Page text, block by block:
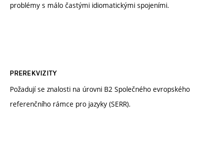
problémy s málo častými idiomatickými spojeními.
PREREKVIZITY
Požadují se znalosti na úrovni B2 Společného evropského
referenčního rámce pro jazyky (SERR).